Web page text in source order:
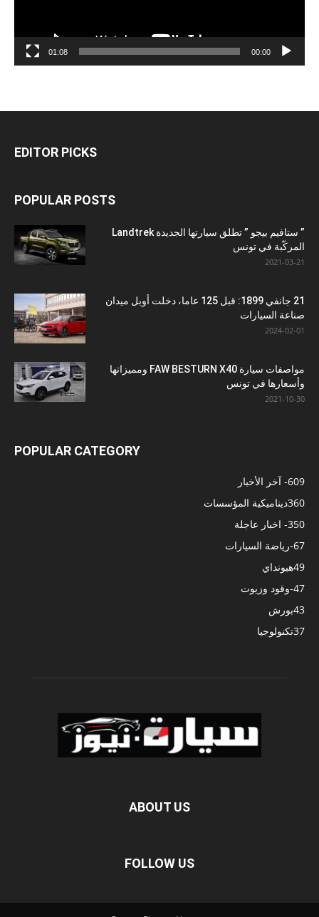
00:00
01:08
EDITOR PICKS
POPULAR POSTS
” ستافيم بيجو ” تطلق سيارتها الجديدة Landtrek
المركّبة في تونس
2021-03-21
21 جانفي 1899: قبل 125 عاما، دخلت أوبل ميدان
صناعة السيارات
2024-02-01
مواصفات سيارة FAW BESTURN X40 ومميزاتها
وأسعارها في تونس
2021-10-30
POPULAR CATEGORY
- آخر الأخبار609
ديناميكية المؤسسات360
- اخبار عاجلة350
-رياضة السيارات67
هيونداي49
-وقود وزيوت47
بورش43
تكنولوجيا37
ABOUT US
FOLLOW US